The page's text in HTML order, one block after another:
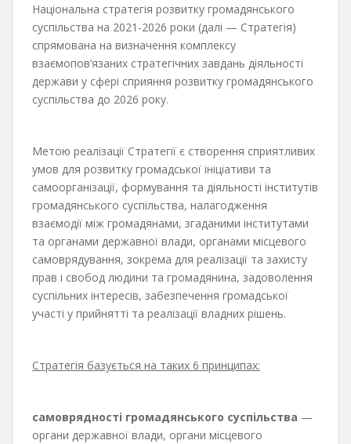
Національна стратегія розвитку громадянського
суспільства на 2021-2026 роки (далі — Стратегія)
спрямована на визначення комплексу
взаємопов’язаних стратегічних завдань діяльності
держави у сфері сприяння розвитку громадянського
суспільства до 2026 року.
Метою реалізації Стратегії є створення сприятливих
умов для розвитку громадської ініціативи та
самоорганізації, формування та діяльності інститутів
громадянського суспільства, налагодження
взаємодії між громадянами, згаданими інститутами
та органами державної влади, органами місцевого
самоврядування, зокрема для реалізації та захисту
прав і свобод людини та громадянина, задоволення
суспільних інтересів, забезпечення громадської
участі у прийнятті та реалізації владних рішень.
Стратегія базується на таких 6 принципах:
самоврядності громадянського суспільства —
органи державної влади, органи місцевого